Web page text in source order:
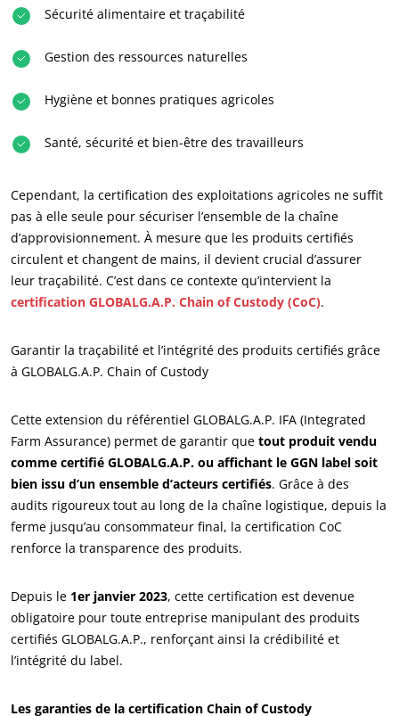
Agir via nos prestations
S’investir pour notre environnement
Innover avec notre écosystème
Sécurité alimentaire et traçabilité
Gestion des ressources naturelles
Hygiène et bonnes pratiques agricoles
Santé, sécurité et bien-être des travailleurs
Cependant, la certification des exploitations agricoles ne suffit
pas à elle seule pour sécuriser l’ensemble de la chaîne
d’approvisionnement. À mesure que les produits certifiés
circulent et changent de mains, il devient crucial d’assurer
leur traçabilité. C’est dans ce contexte qu’intervient la
certification GLOBALG.A.P. Chain of Custody (CoC).
Garantir la traçabilité et l’intégrité des produits certifiés grâce
à GLOBALG.A.P. Chain of Custody
Cette extension du référentiel GLOBALG.A.P. IFA (Integrated
Farm Assurance) permet de garantir que tout produit vendu
comme certifié GLOBALG.A.P. ou affichant le GGN label soit
bien issu d’un ensemble d’acteurs certifiés. Grâce à des
audits rigoureux tout au long de la chaîne logistique, depuis la
ferme jusqu’au consommateur final, la certification CoC
renforce la transparence des produits.
Depuis le 1er janvier 2023, cette certification est devenue
obligatoire pour toute entreprise manipulant des produits
certifiés GLOBALG.A.P., renforçant ainsi la crédibilité et
l’intégrité du label.
Les garanties de la certification Chain of Custody